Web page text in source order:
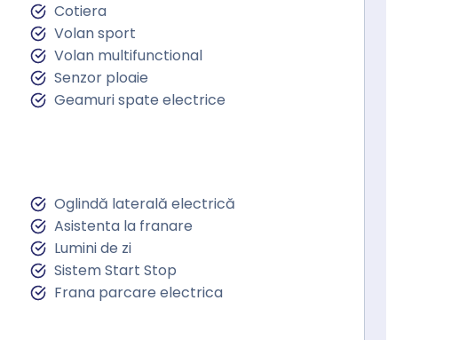
Cotiera
Volan sport
Volan multifunctional
Senzor ploaie
Geamuri spate electrice
Oglindă laterală electrică
Asistenta la franare
Lumini de zi
Sistem Start Stop
Frana parcare electrica